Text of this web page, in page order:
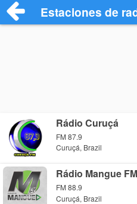
Estaciones de
Rádio Curuçá
FM 87.9
Curuçá, Brazil
Rádio Mangue FM
FM 88.9
Curuçá, Brazil